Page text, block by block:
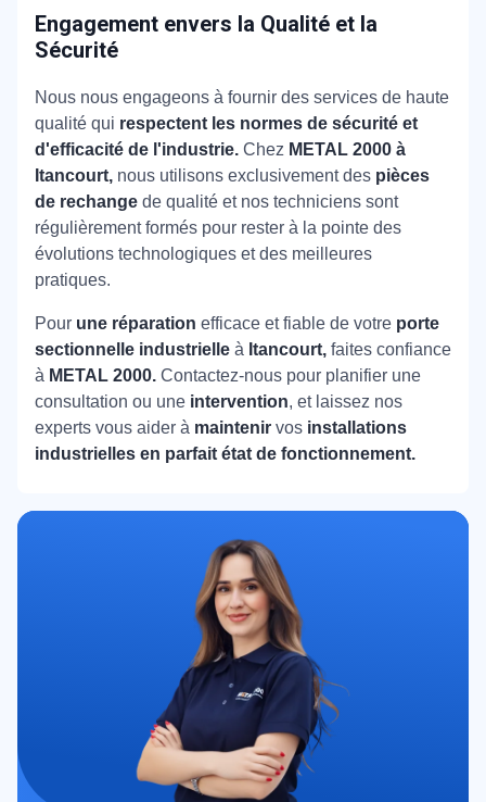
Engagement envers la Qualité et la
Sécurité
Nous nous engageons à fournir des services de haute
qualité qui respectent les normes de sécurité et
d'efficacité de l'industrie. Chez METAL 2000 à
Itancourt, nous utilisons exclusivement des pièces
de rechange de qualité et nos techniciens sont
régulièrement formés pour rester à la pointe des
évolutions technologiques et des meilleures
pratiques.
Pour une réparation efficace et fiable de votre porte
sectionnelle industrielle à Itancourt, faites confiance
à METAL 2000. Contactez-nous pour planifier une
consultation ou une intervention, et laissez nos
experts vous aider à maintenir vos installations
industrielles en parfait état de fonctionnement.